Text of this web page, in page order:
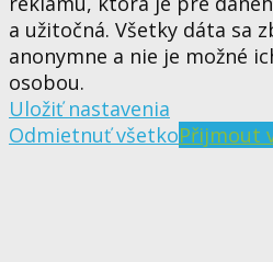
a užitočná. Všetky dáta sa
anonymne a nie je možné
osobou.
Uložiť nastavenia
Odmietnuť všetkoPřijmout